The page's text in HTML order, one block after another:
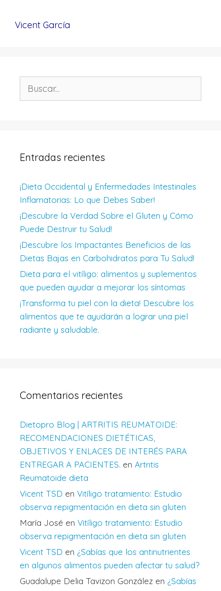
Vicent García
Buscar:
Entradas recientes
¡Dieta Occidental y Enfermedades Intestinales
Inflamatorias: Lo que Debes Saber!
¡Descubre la Verdad Sobre el Gluten y Cómo
Puede Destruir tu Salud!
¡Descubre los Impactantes Beneficios de las
Dietas Bajas en Carbohidratos para Tu Salud!
Dieta para el vitíligo: alimentos y suplementos
que pueden ayudar a mejorar los síntomas
¡Transforma tu piel con la dieta! Descubre los
alimentos que te ayudarán a lograr una piel
radiante y saludable.
Comentarios recientes
Dietopro Blog | ARTRITIS REUMATOIDE:
RECOMENDACIONES DIETÉTICAS,
OBJETIVOS Y ENLACES DE INTERÉS PARA
ENTREGAR A PACIENTES. en Artritis
Reumatoide dieta
Vicent TSD en Vitíligo tratamiento: Estudio
observa repigmentación en dieta sin gluten
María José en Vitíligo tratamiento: Estudio
observa repigmentación en dieta sin gluten
Vicent TSD en ¿Sabías que los antinutrientes
en algunos alimentos pueden afectar tu salud?
Guadalupe Delia Tavizon González en ¿Sabías